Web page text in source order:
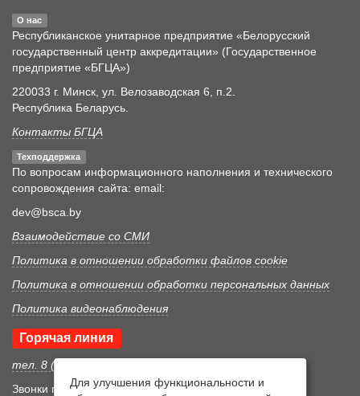
О нас
Республиканское унитарное предприятие «Белорусский
государственный центр аккредитации» (Государственное
предприятие «БГЦА»)
220033 г. Минск, ул. Велозаводская 6, п.2.
Республика Беларусь.
Контакты БГЦА
Техподдержка
По вопросам информационного наполнения и технического
сопровождения сайта: email:
dev@bsca.by
Взаимодействие со СМИ
Политика в отношении обработки файлов cookie
Политика в отношении обработки персональных данных
Политика видеонаблюдения
Горячая линия
тел. 8 (017) 352 46 05
Звонки принимаются в рабочее время
Для улучшения функциональности и